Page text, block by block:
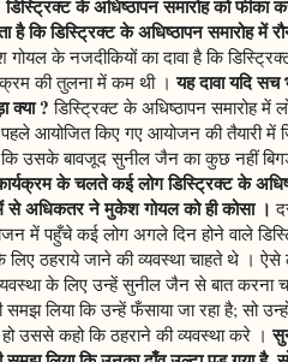
डिस्ट्रिक्ट के अधिष्ठापन समारोह को
है कि डिस्ट्रिक्ट के अधिष्ठापन समारोह में
के नजदीकियों का दावा है कि
की तुलना में कम थी ।यह दावा यदि
क्या ? डिस्ट्रिक्ट के अधिष्ठापन समारोह
आयोजित किए गए आयोजन की तैयारी
उसके बावजूद सुनील जैन का कुछ नहीं
के चलते कई लोग डिस्ट्रिक्ट के
से अधिकतर ने मुकेश गोयल को ही कोसा ।
में पहुँचे कई लोग अगले दिन होने वाले
ठहराये जाने की व्यवस्था चाहते थे ।
के लिए उन्हें सुनील जैन से बात
समझ लिया कि उन्हें फँसाया जा रहा है; सो
उससे कहो कि ठहराने की व्यवस्था करे ।